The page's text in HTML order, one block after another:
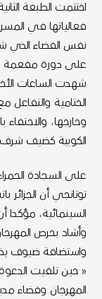
اختتمت الطبعة
فعالياتها في
نفس الفضاء الذي
على دورة مفعمة
شهدت الساعات
الختامية والتفاعل
وخارجها،
الكوبية كضيف
على السجادة
توتانجي أن الجزائر
السينمائية، مؤكدا
وأشاد بحرص
واستضافة ضيوف
المهرجان وفضاء